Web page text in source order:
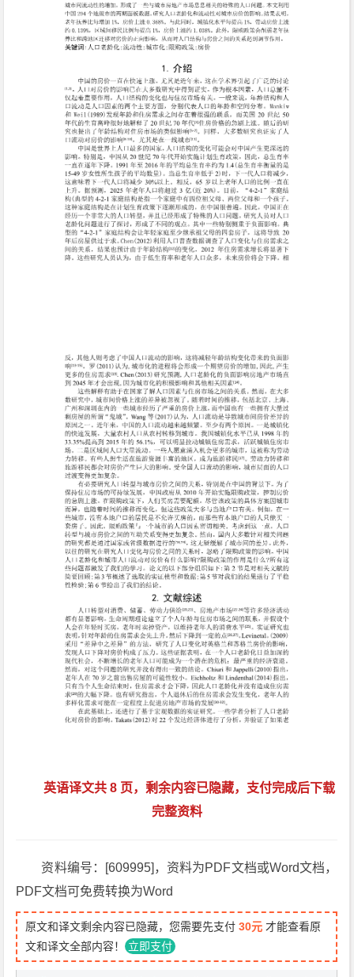
英语译文共 8 页，剩余内容已隐藏，支付完成后下载
完整资料
资料编号：[609995]，资料为PDF文档或Word文档，
PDF文档可免费转换为Word
原文和译文剩余内容已隐藏，您需要先支付30元 才能查看原
文和译文全部内容！ 立即支付